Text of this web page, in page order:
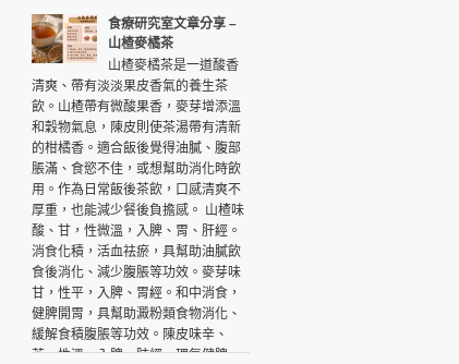
胃，具增加飽足感、調和糊品口感等
功效。白糖味甘，性平，入脾、肺
經。補中緩急，生津潤燥，具調和甜
味、使口感更順口等作用。 👉材料：
黑芝麻60公克桑椹60公克白米30公克
白糖10公克（配方之份量約適合2～3
人食用） 👉作法：1.黑芝麻、桑椹、
白米分別洗淨。2.將三種材料以果汁
機加少量水打成米漿。3.鍋中加入清
水3碗煮滾，放入白糖拌勻。4.將搗好
的米漿慢慢倒入鍋中，邊倒邊攪拌。
5.以小火煮至濃稠糊狀即可食用。 👉
功效：養血潤燥，滋補肝腎。 👉參考
資料：《本草綱目》對症藥膳-不生病
的千年養生智慧作者:辛海、王永榮出
版:睿其書房《更多食品健康資訊分
食療研究室文章分享 –
山楂麥橘茶
山楂麥橘茶是一道酸香
清爽、帶有淡淡果皮香氣的養生茶
飲。山楂帶有微酸果香，麥芽增添溫
和穀物氣息，陳皮則使茶湯帶有清新
的柑橘香。適合飯後覺得油膩、腹部
脹滿、食慾不佳，或想幫助消化時飲
用。作為日常飯後茶飲，口感清爽不
厚重，也能減少餐後負擔感。 山楂味
酸、甘，性微溫，入脾、胃、肝經。
消食化積，活血祛瘀，具幫助油膩飲
食後消化、減少腹脹等功效。麥芽味
甘，性平，入脾、胃經。和中消食，
健脾開胃，具幫助澱粉類食物消化、
緩解食積腹脹等功效。陳皮味辛、
苦，性溫，入脾、肺經。理氣健脾，